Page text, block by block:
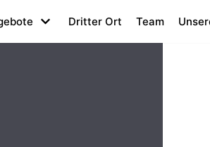
Dritter Ort Team